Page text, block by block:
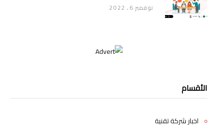
نوفمبر 6, 2022
الأقسام
اخبار شركة تقنية